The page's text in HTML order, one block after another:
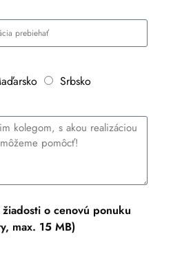
Srbsko
o cenovú ponuku
max. 15 MB)